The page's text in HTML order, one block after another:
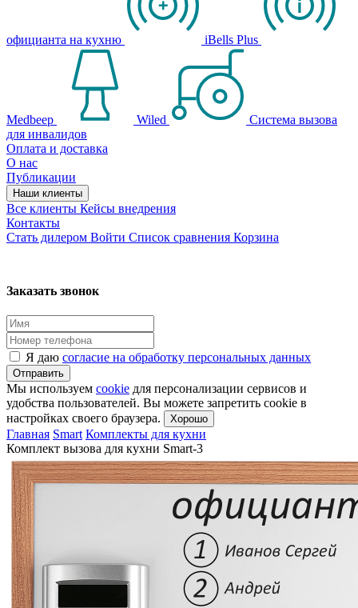
официанта на кухню iBells Plus
Medbeep Wiled
Система вызова
для инвалидов
Оплата и доставка
О нас
Публикации
Наши клиенты
Все клиенты Кейсы внедрения
Контакты
Стать дилером Войти Список сравнения Корзина
Заказать звонок
Я даю согласие на обработку персональных данных
Отправить
Мы используем cookie для персонализации сервисов и
удобства пользователей. Вы можете запретить cookie в
настройках своего браузера.
Хорошо
Главная Smart Комплекты для кухни
Комплект вызова для кухни Smart-3